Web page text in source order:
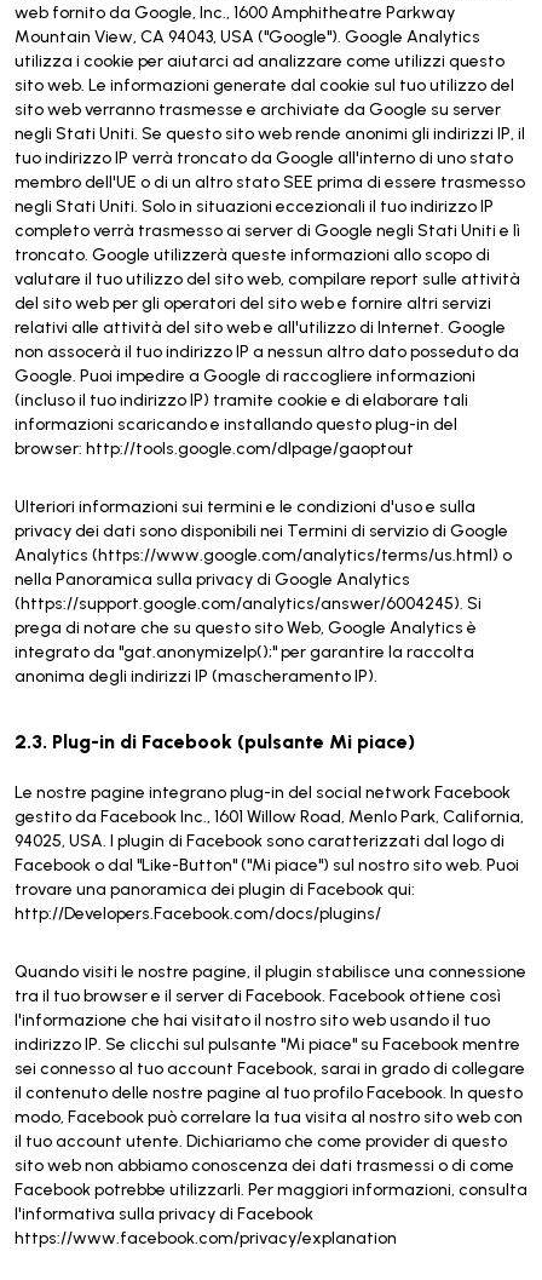
web fornito da Google, Inc., 1600 Amphitheatre Parkway
Mountain View, CA 94043, USA ("Google"). Google Analytics
utilizza i cookie per aiutarci ad analizzare come utilizzi questo
sito web. Le informazioni generate dal cookie sul tuo utilizzo del
sito web verranno trasmesse e archiviate da Google su server
negli Stati Uniti. Se questo sito web rende anonimi gli indirizzi IP, il
tuo indirizzo IP verrà troncato da Google all'interno di uno stato
membro dell'UE o di un altro stato SEE prima di essere trasmesso
negli Stati Uniti. Solo in situazioni eccezionali il tuo indirizzo IP
completo verrà trasmesso ai server di Google negli Stati Uniti e lì
troncato. Google utilizzerà queste informazioni allo scopo di
valutare il tuo utilizzo del sito web, compilare report sulle attività
del sito web per gli operatori del sito web e fornire altri servizi
relativi alle attività del sito web e all'utilizzo di Internet. Google
non assocerà il tuo indirizzo IP a nessun altro dato posseduto da
Google. Puoi impedire a Google di raccogliere informazioni
(incluso il tuo indirizzo IP) tramite cookie e di elaborare tali
informazioni scaricando e installando questo plug-in del
browser: http://tools.google.com/dlpage/gaoptout
Ulteriori informazioni sui termini e le condizioni d'uso e sulla
privacy dei dati sono disponibili nei Termini di servizio di Google
Analytics (https://www.google.com/analytics/terms/us.html) o
nella Panoramica sulla privacy di Google Analytics
(https://support.google.com/analytics/answer/6004245). Si
prega di notare che su questo sito Web, Google Analytics è
integrato da "gat.anonymizeIp();" per garantire la raccolta
anonima degli indirizzi IP (mascheramento IP).
2.3. Plug-in di Facebook (pulsante Mi piace)
Le nostre pagine integrano plug-in del social network Facebook
gestito da Facebook Inc., 1601 Willow Road, Menlo Park, California,
94025, USA. I plugin di Facebook sono caratterizzati dal logo di
Facebook o dal "Like-Button" ("Mi piace") sul nostro sito web. Puoi
trovare una panoramica dei plugin di Facebook qui:
http://Developers.Facebook.com/docs/plugins/
Quando visiti le nostre pagine, il plugin stabilisce una connessione
tra il tuo browser e il server di Facebook. Facebook ottiene così
l'informazione che hai visitato il nostro sito web usando il tuo
indirizzo IP. Se clicchi sul pulsante "Mi piace" su Facebook mentre
sei connesso al tuo account Facebook, sarai in grado di collegare
il contenuto delle nostre pagine al tuo profilo Facebook. In questo
modo, Facebook può correlare la tua visita al nostro sito web con
il tuo account utente. Dichiariamo che come provider di questo
sito web non abbiamo conoscenza dei dati trasmessi o di come
Facebook potrebbe utilizzarli. Per maggiori informazioni, consulta
l'informativa sulla privacy di Facebook
https://www.facebook.com/privacy/explanation